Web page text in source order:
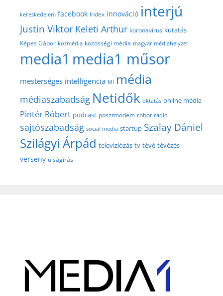
kereskedelem facebook Index innováció interjú
Justin Viktor Keleti Arthur koronavírus kutatás
Képes Gábor közmédia közösségi média magyar médiahelyzet
media1 media1 műsor
mesterséges intelligencia MI média
médiaszabadság Netidők oktatás online média
Pintér Róbert podcast posztmodem robot rádió
sajtószabadság social media startup Szalay Dániel
Szilágyi Árpád televíziózás tv tévé tévézés
verseny újságírás